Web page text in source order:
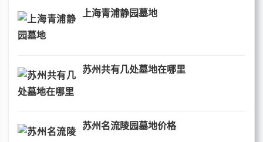
上海青浦静园墓地
苏州共有几处墓地在哪里
苏州名流陵园墓地价格